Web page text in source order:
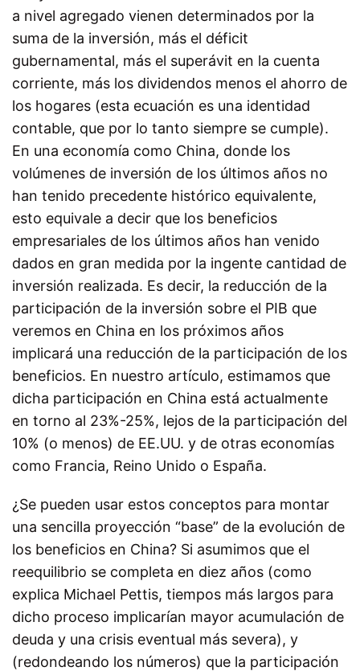
a nivel agregado vienen determinados por la
suma de la inversión, más el déficit
gubernamental, más el superávit en la cuenta
corriente, más los dividendos menos el ahorro de
los hogares (esta ecuación es una identidad
contable, que por lo tanto siempre se cumple).
En una economía como China, donde los
volúmenes de inversión de los últimos años no
han tenido precedente histórico equivalente,
esto equivale a decir que los beneficios
empresariales de los últimos años han venido
dados en gran medida por la ingente cantidad de
inversión realizada. Es decir, la reducción de la
participación de la inversión sobre el PIB que
veremos en China en los próximos años
implicará una reducción de la participación de los
beneficios. En nuestro artículo, estimamos que
dicha participación en China está actualmente
en torno al 23%-25%, lejos de la participación del
10% (o menos) de EE.UU. y de otras economías
como Francia, Reino Unido o España.
¿Se pueden usar estos conceptos para montar
una sencilla proyección “base” de la evolución de
los beneficios en China? Si asumimos que el
reequilibrio se completa en diez años (como
explica Michael Pettis, tiempos más largos para
dicho proceso implicarían mayor acumulación de
deuda y una crisis eventual más severa), y
(redondeando los números) que la participación